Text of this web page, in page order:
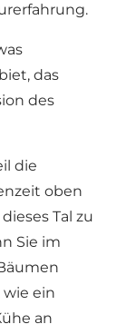
das
des
die
oben
Tal zu
Sie im
wie ein
an